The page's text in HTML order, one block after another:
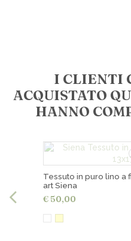
I CLIENTI
ACQUISTATO
HANNO
Tessuto in puro lino a
art Siena
€ 50,00